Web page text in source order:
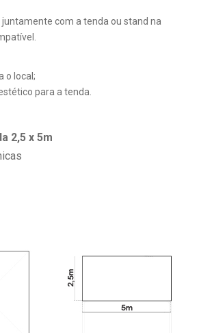
juntamente com a tenda ou stand na
o local;
para a tenda.
2,5 x 5m